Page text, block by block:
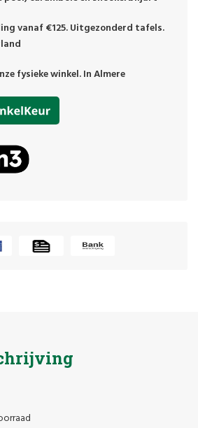
vanaf €125. Uitgezonderd tafels.
fysieke winkel. In Almere